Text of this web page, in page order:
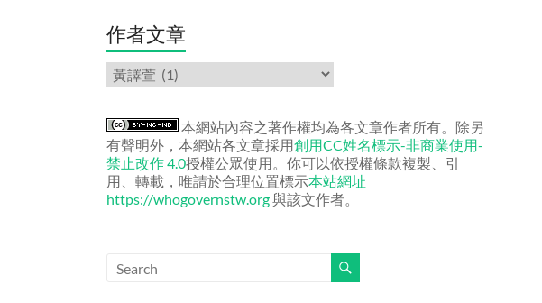
章
作者文章
作
者
章
本網站內容之著作權均為各文章作者所有。除另
有聲明外，本網站各文章採用創用CC姓名標示-非商業使用-
禁止改作 4.0授權公眾使用。你可以依授權條款複製、引
用、轉載，唯請於合理位置標示本站網址
https://whogovernstw.org與該文作者。